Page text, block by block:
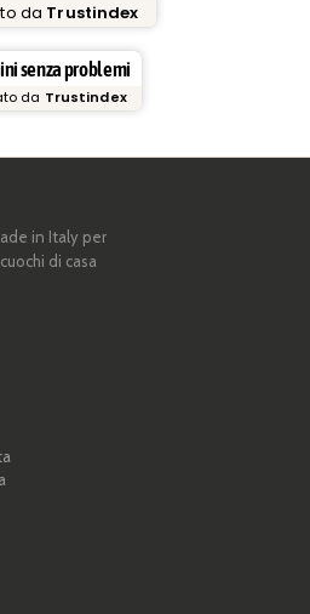
da Trustindex
senza problemi
da Trustindex
in Italy per
di casa